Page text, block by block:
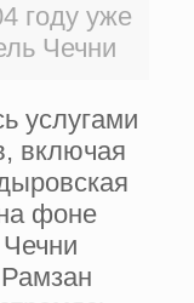
году уже
Чечни
услугами
включая
фоне